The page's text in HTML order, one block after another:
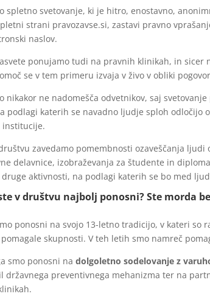
spletno svetovanje, ki je hitro, enostavno,
strani pravozavse.si, zastavi pravno
naslov.
ponujamo tudi na pravnih klinikah, in
se v tem primeru izvaja v živo v obliki
nikakor ne nadomešča odvetnikov, saj
podlagi katerih se navadno ljudje sploh odločijo
institucije.
zavedamo pomembnosti ozaveščanja
delavnice, izobraževanja za študente in
druge aktivnosti, na podlagi katerih se bo med
v društvu najbolj ponosni? Ste morda
ponosni na svojo 13-letno tradicijo, v kateri so
skupnosti. V teh letih smo namreč
smo ponosni nadolgoletno sodelovanje z
državnega preventivnega mehanizma ter na